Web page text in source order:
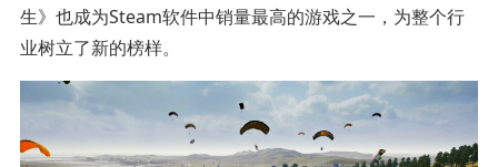
生》也成为Steam软件中销量最高的游戏之一，为整个行
业树立了新的榜样。